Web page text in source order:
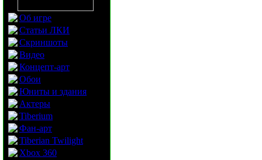
Об игре
Статьи ЛКИ
Скриншоты
Видео
Концепт-арт
Обои
Юниты и здания
Актеры
Tiberium
Фан-арт
Tiberian Twilight
Xbox 360